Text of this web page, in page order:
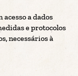
a dados
e protocolos
necessários à